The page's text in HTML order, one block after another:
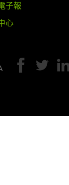
子報
心